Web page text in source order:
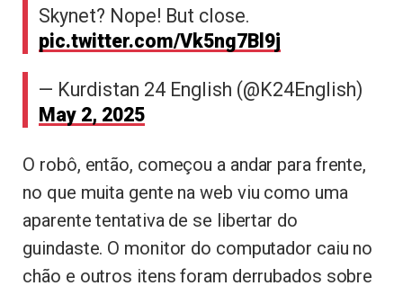
Skynet? Nope! But close.
pic.twitter.com/Vk5ng7Bl9j
— Kurdistan 24 English (@K24English)
May 2, 2025
O robô, então, começou a andar para frente,
no que muita gente na web viu como uma
aparente tentativa de se libertar do
guindaste. O monitor do computador caiu no
chão e outros itens foram derrubados sobre